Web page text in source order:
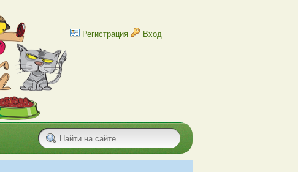
Регистрация Вход